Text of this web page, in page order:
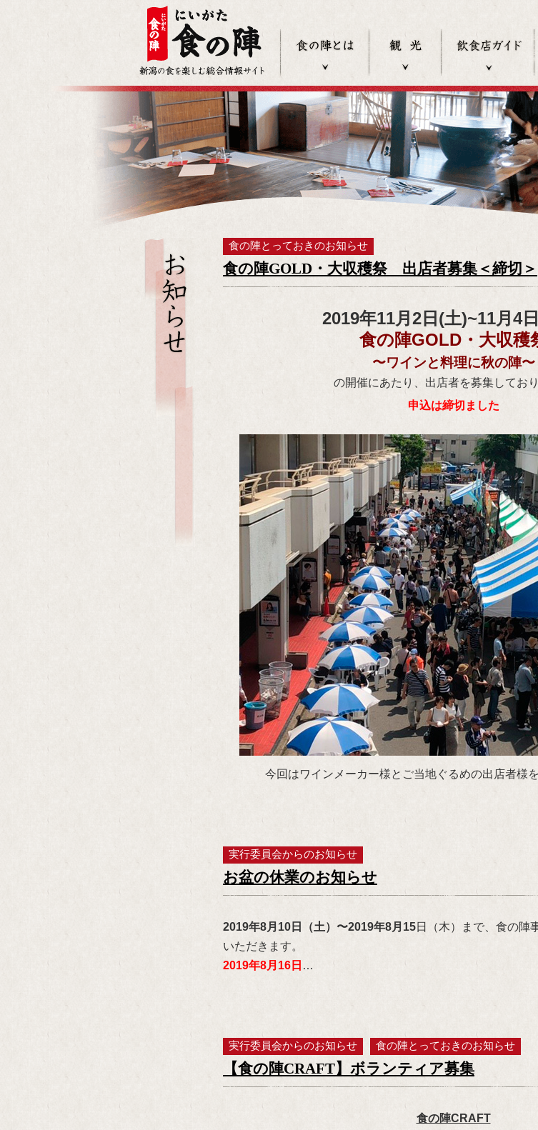
食の陣とっておきのお知らせ
食の陣GOLD・大収穫祭 出店者募集＜締切＞
2019年11月2日(土)~11月4
食の陣GOLD・大収穫
〜ワインと料理に秋の陣〜
の開催にあたり、出店者を募集しており
申込は締切ました
今回はワインメーカー様とご当地ぐるめの出店者様
実行委員会からのお知らせ
お盆の休業のお知らせ
2019年8月10日（土）〜2019年8月15日（木）まで、食の陣
いただきます。
2019年8月16日 …
実行委員会からのお知らせ 食の陣とっておきのお知らせ
【食の陣CRAFT】ボランティア募集
食の陣CRAFT